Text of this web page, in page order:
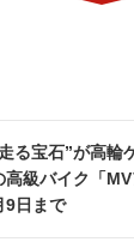
る宝石”が高輪
高級バイク「
9日まで